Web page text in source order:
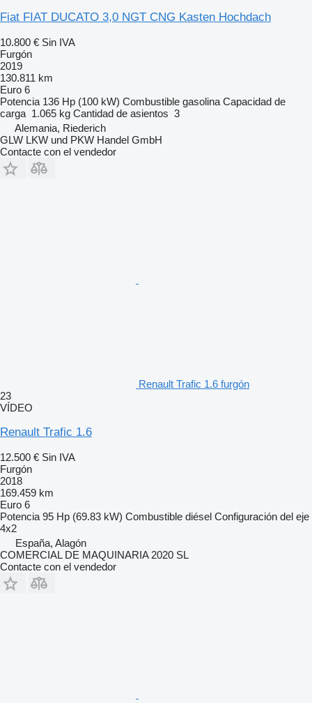
Fiat FIAT DUCATO 3,0 NGT CNG Kasten Hochdach
10.800 € Sin IVA
Furgón
2019
130.811 km
Euro 6
Potencia 136 Hp (100 kW) Combustible gasolina Capacidad de
carga 1.065 kg Cantidad de asientos 3
Alemania, Riederich
GLW LKW und PKW Handel GmbH
Contacte con el vendedor
Renault Trafic 1.6 furgón
23
VÍDEO
Renault Trafic 1.6
12.500 € Sin IVA
Furgón
2018
169.459 km
Euro 6
Potencia 95 Hp (69.83 kW) Combustible diésel Configuración del eje
4x2
España, Alagón
COMERCIAL DE MAQUINARIA 2020 SL
Contacte con el vendedor